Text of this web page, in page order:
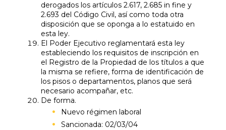
derogados los artículos 2.617, 2.685 in fine y
2.693 del Código Civil, así como toda otra
disposición que se oponga a lo estatuido en
esta ley.
El Poder Ejecutivo reglamentará esta ley
estableciendo los requisitos de inscripción en
el Registro de la Propiedad de los títulos a que
la misma se refiere, forma de identificación de
los pisos o departamentos, planos que será
necesario acompañar, etc.
De forma.
Nuevo régimen laboral
Sancionada: 02/03/04